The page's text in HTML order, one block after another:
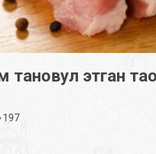
тановул этган
197